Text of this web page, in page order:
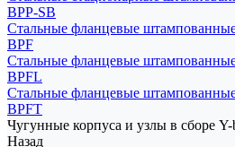
BPP-SB
Стальные фланцевые
BPF
Стальные фланцевые
BPFL
Стальные фланцевые
BPFT
Чугунные корпуса и узлы в сборе Y-
Назад